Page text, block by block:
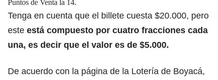
Puntos de Venta la 14.
Tenga en cuenta que el billete cuesta $20.000, pero
este está compuesto por cuatro fracciones cada
una, es decir que el valor es de $5.000.
De acuerdo con la página de la Lotería de Boyacá,